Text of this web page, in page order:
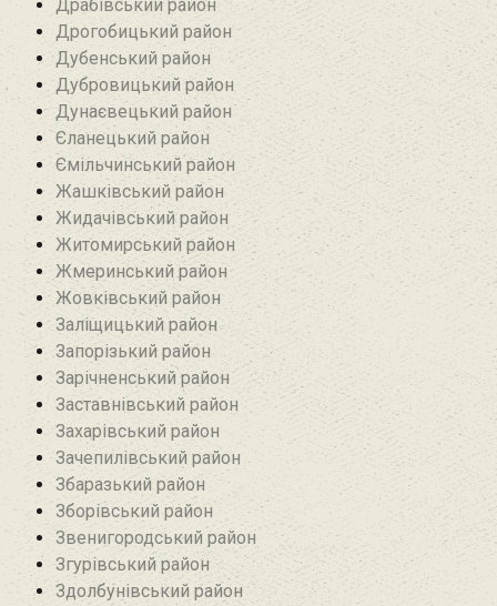
Драбівський район‎
Дрогобицький район
Дубенський район
Дубровицький район‎
Дунаєвецький район
Єланецький район‎
Ємільчинський район
Жашківський район
Жидачівський район
Житомирський район
Жмеринський район
Жовківський район
Заліщицький район‎
Запорізький район
Зарічненський район
Заставнівський район
Захарівський район
Зачепилівський район
Збаразький район‎
Зборівський район
Звенигородський район
Згурівський район
Здолбунівський район‎